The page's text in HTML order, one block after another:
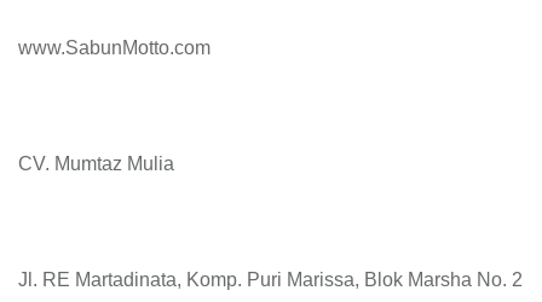
www.SabunMotto.com
CV. Mumtaz Mulia
Jl. RE Martadinata, Komp. Puri Marissa, Blok Marsha No. 2